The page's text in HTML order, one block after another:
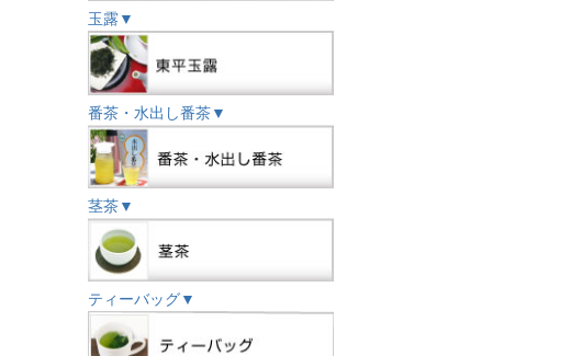
玉露▼
番茶・水出し番茶▼
茎茶▼
ティーバッグ▼